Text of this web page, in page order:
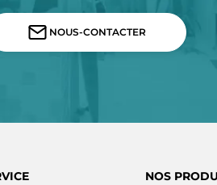
NOUS-CONTACTER
NOS